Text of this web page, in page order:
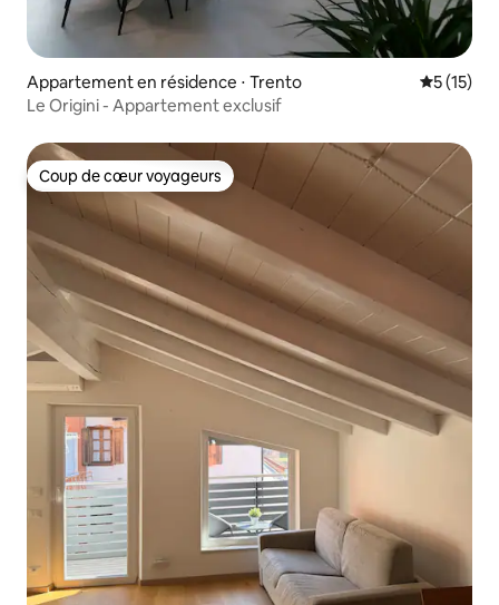
Appartement en résidence ⋅ Trento
5 (15)
Le Origini - Appartement exclusif
Coup de cœur voyageurs
Coup de cœur voyageurs